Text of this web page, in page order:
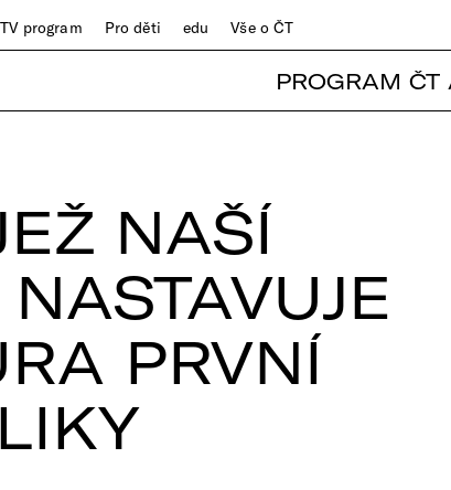
TV program Pro děti edu Vše o ČT
PROGRAM ČT
NAŠÍ
PRVNÍ